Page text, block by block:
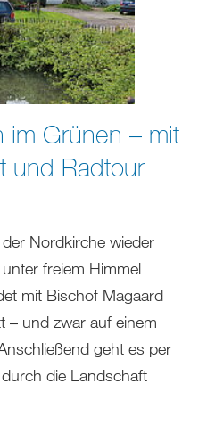
im Grünen – mit
und Radtour
Nordkirche wieder
freiem Himmel
mit Bischof Magaard
– und zwar auf einem
geht es per
die Landschaft